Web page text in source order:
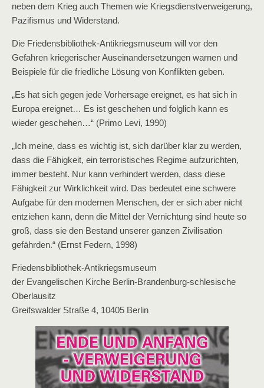
neben dem Krieg auch Themen wie Kriegsdienstverweigerung,
Pazifismus und Widerstand.
Die Friedensbibliothek-Antikriegsmuseum will vor den
Gefahren kriegerischer Auseinandersetzungen warnen und
Beispiele für die friedliche Lösung von Konflikten geben.
„Es hat sich gegen jede Vorhersage ereignet, es hat sich in
Europa ereignet… Es ist geschehen und folglich kann es
wieder geschehen…“ (Primo Levi, 1990)
„Ich meine, dass es wichtig ist, sich darüber klar zu werden,
dass die Fähigkeit, ein terroristisches Regime aufzurichten,
immer besteht. Nur kann verhindert werden, dass diese
Fähigkeit zur Wirklichkeit wird. Das bedeutet eine schwere
Aufgabe für den modernen Menschen, der er sich aber nicht
entziehen kann, denn die Mittel der Vernichtung sind heute so
groß, dass sie den Bestand unserer ganzen Zivilisation
gefährden.“ (Ernst Federn, 1998)
Friedensbibliothek-Antikriegsmuseum
der Evangelischen Kirche Berlin-Brandenburg-schlesische
Oberlausitz
Greifswalder Straße 4, 10405 Berlin